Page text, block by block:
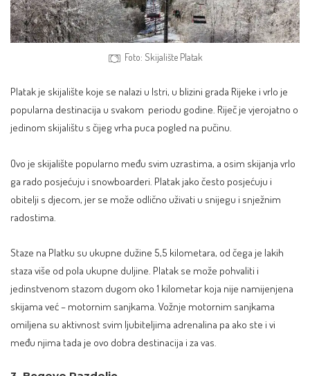
Foto: Skijalište Platak
Platak je skijalište koje se nalazi u Istri, u blizini grada Rijeke i vrlo je
popularna destinacija u svakom periodu godine. Riječ je vjerojatno o
jedinom skijalištu s čijeg vrha puca pogled na pučinu.
Ovo je skijalište popularno među svim uzrastima, a osim skijanja vrlo
ga rado posjećuju i snowboarderi. Platak jako često posjećuju i
obitelji s djecom, jer se može odlično uživati u snijegu i snježnim
radostima.
Staze na Platku su ukupne dužine 5,5 kilometara, od čega je lakih
staza više od pola ukupne duljine. Platak se može pohvaliti i
jedinstvenom stazom dugom oko 1 kilometar koja nije namijenjena
skijama već – motornim sanjkama. Vožnje motornim sanjkama
omiljena su aktivnost svim ljubiteljima adrenalina pa ako ste i vi
među njima tada je ovo dobra destinacija i za vas.